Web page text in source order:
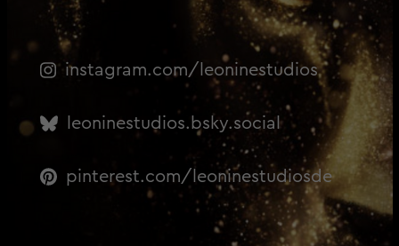
instagram.com/leoninestudios
leoninestudios.bsky.social
pinterest.com/leoninestudiosde